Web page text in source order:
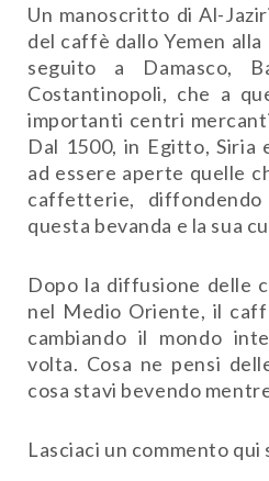
Un manoscritto di Al-
del caffè dallo Yemen
seguito a Damasco,
Costantinopoli, che a
importanti centri
Dal 1500, in Egitto, Siria
ad essere aperte quelle
caffetterie,
questa bevanda e la sua
Dopo la diffusione delle
nel Medio Oriente, il
cambiando il mondo
volta. Cosa ne pensi
cosa stavi bevendo
Lasciaci un commento qui